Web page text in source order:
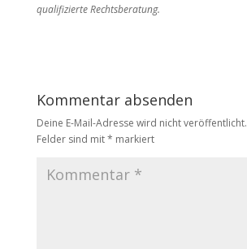
qualifizierte Rechtsberatung.
Kommentar absenden
Deine E-Mail-Adresse wird nicht veröffentlicht.
Felder sind mit* markiert